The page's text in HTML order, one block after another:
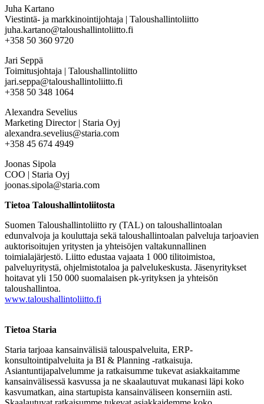
Juha Kartano
Viestintä- ja markkinointijohtaja | Taloushallintoliitto
juha.kartano@taloushallintoliitto.fi
+358 50 360 9720
Jari Seppä
Toimitusjohtaja | Taloushallintoliitto
jari.seppa@taloushallintoliitto.fi
+358 50 348 1064
Alexandra Sevelius
Marketing Director | Staria Oyj
alexandra.sevelius@staria.com
+358 45 674 4949
Joonas Sipola
COO | Staria Oyj
joonas.sipola@staria.com
Tietoa Taloushallintoliitosta
Suomen Taloushallintoliitto ry (TAL) on taloushallintoalan
edunvalvoja ja kouluttaja sekä taloushallintoalan palveluja tarjoavien
auktorisoitujen yritysten ja yhteisöjen valtakunnallinen
toimialajärjestö. Liitto edustaa vajaata 1 000 tilitoimistoa,
palveluyritystä, ohjelmistotaloa ja palvelukeskusta. Jäsenyritykset
hoitavat yli 150 000 suomalaisen pk-yrityksen ja yhteisön
taloushallintoa.
www.taloushallintoliitto.fi
Tietoa Staria
Staria tarjoaa kansainvälisiä talouspalveluita, ERP-
konsultointipalveluita ja BI & Planning -ratkaisuja.
Asiantuntijapalvelumme ja ratkaisumme tukevat asiakkaitamme
kansainvälisessä kasvussa ja ne skaalautuvat mukanasi läpi koko
kasvumatkan, aina startupista kansainväliseen konserniin asti.